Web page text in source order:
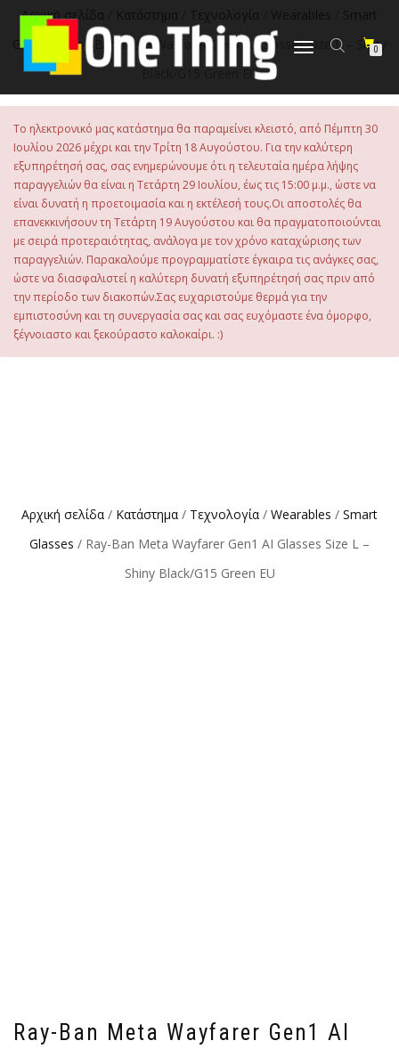
περιεχόμενο
Εναλλαγή
0
Αρχική σελίδα Κατάστημα Τεχνολογία Wearables
Smart
Glasses
/ Ray-Ban Meta Wayfarer Gen1 AI Glasses Size L – Shiny
Black/G15 Green EU
Το ηλεκτρονικό μας κατάστημα θα παραμείνει κλειστό, από Πέμπτη 30
Ιουλίου 2026 μέχρι και την Τρίτη 18 Αυγούστου. Για την καλύτερη
εξυπηρέτησή σας, σας ενημερώνουμε ότι η τελευταία ημέρα λήψης
παραγγελιών θα είναι η Τετάρτη 29 Ιουλίου, έως τις 15:00 μ.μ., ώστε να
είναι δυνατή η προετοιμασία και η εκτέλεσή τους.Οι αποστολές θα
επανεκκινήσουν τη Τετάρτη 19 Αυγούστου και θα πραγματοποιούνται
με σειρά προτεραιότητας, ανάλογα με τον χρόνο καταχώρισης των
παραγγελιών. Παρακαλούμε προγραμματίστε έγκαιρα τις ανάγκες σας,
ώστε να διασφαλιστεί η καλύτερη δυνατή εξυπηρέτησή σας πριν από
την περίοδο των διακοπών.Σας ευχαριστούμε θερμά για την
εμπιστοσύνη και τη συνεργασία σας και σας ευχόμαστε ένα όμορφο,
ξέγνοιαστο και ξεκούραστο καλοκαίρι. :)
Αρχική σελίδα / Κατάστημα / Τεχνολογία / Wearables / Smart
Glasses / Ray-Ban Meta Wayfarer Gen1 AI Glasses Size L –
Shiny Black/G15 Green EU
Ray-Ban Meta Wayfarer Gen1 AI